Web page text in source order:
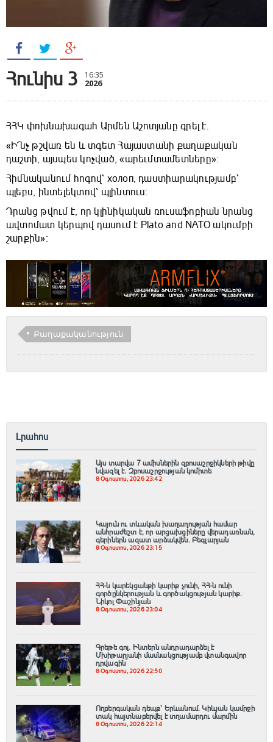
Հունիս 3 16:35
2026
ՀՀԿ փոխնախագահ Արմեն Աշոտյանը գրել է.
«Ի՜նչ թշվառ են և տգետ Հայաստանի քաղաքական
դաշտի, այսպես կոչված, «արեւմտամետները»։
Հիմնականում հոգով՝ холоп, դաստիարակությամբ՝
պլեբս, ինտելեկտով՝ պլինտուս։
Դրանց թվում է, որ կլինիկական ռուսաֆոբիան նրանց
ավտոմատ կերպով դասում է Plato and NATO ակումբի
շարքին»։
Քաղաքականություն
Լրահոս
Այս տարվա 7 ամիսներին զբոսաշրջիկների թիվը
նվազել է. Զբոսաշրջության կոմիտե
8 Օգոստոս, 2026 23:42
Կայուն ու տևական խաղաղության համար
անհրաժեշտ է, որ արցախցիները վերադառնան,
գերիներն ազատ արձակվեն․ Բեգլարյան
8 Օգոստոս, 2026 23:15
ՀՀ-ն կարեկցանքի կարիք չունի, ՀՀ-ն ունի
գործընկերության և գործակցության կարիք․
Նիկոլ Փաշինյան
8 Օգոստոս, 2026 23:04
Գրեթե գոլ. Ինտերն անդրադարձել է
Մխիթարյանի մասնակցությամբ վտանգավոր
դրվագին
8 Օգոստոս, 2026 22:50
Ողբերգական դեպք՝ Երևանում․ Կիևյան կամրջի
տակ հայտնաբերվել է տղամարդու մարմին
8 Օգոստոս, 2026 22:14